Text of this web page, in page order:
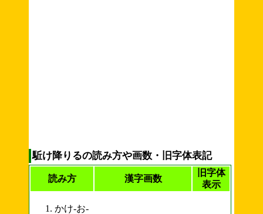
駈け降りるの読み方や画数・旧字体表記
読み方 漢字画数
旧字体
表示
かけ-お-